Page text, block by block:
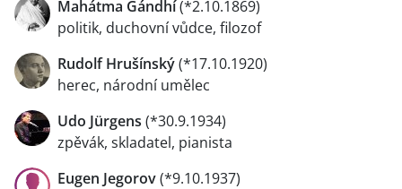
Mahátma Gándhí(*2.10.1869)
politik, duchovní vůdce, filozof
Rudolf Hrušínský(*17.10.1920)
herec, národní umělec
Udo Jürgens (*30.9.1934)
zpěvák, skladatel, pianista
Eugen Jegorov(*9.10.1937)